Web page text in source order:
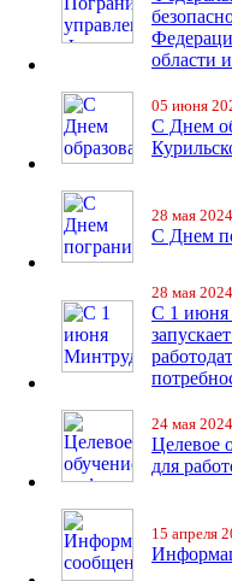
области
05 июня
С Днем
28 мая
С Днем
28 мая
С 1 июня
24 мая
Целевое
для
15 апреля